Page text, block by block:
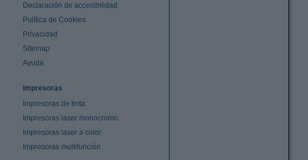
Declaración de accesibilidad
Política de Cookies
Privacidad
Sitemap
Ayuda
Impresoras
Impresoras de tinta
Impresoras laser monocromo
Impresoras laser a color
Impresoras multifunción